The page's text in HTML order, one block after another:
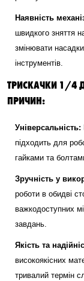
Наявність
швидкого зняття
змінювати
інструментів.
ТРИСКАЧКИ 1/4
ПРИЧИН:
Універсальність:
підходить для
гайками та
Зручність у
роботи в обидві
важкодоступних
завдань.
Якість та
високоякісних
тривалий термін